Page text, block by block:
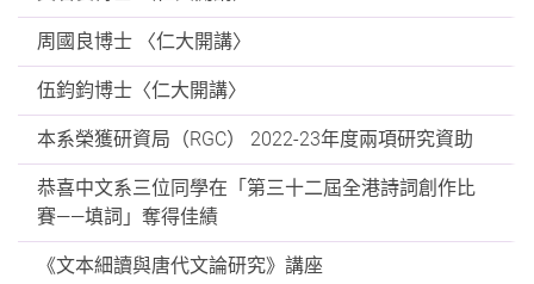
周國良博士 〈仁大開講〉
伍鈞鈞博士〈仁大開講〉
本系榮獲研資局（RGC） 2022-23年度兩項研究資助
恭喜中文系三位同學在「第三十二屆全港詩詞創作比
賽——填詞」奪得佳績
《文本細讀與唐代文論研究》講座